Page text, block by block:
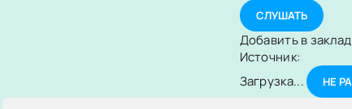
СЛУШАТЬ
Добавить в
Источник:
Загрузка...
НЕ